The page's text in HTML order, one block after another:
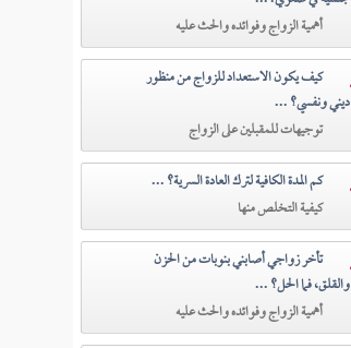
أهمية الزواج وفوائده والحث عليه
كيف يكون الاستعداد للزواج من منظور
ديني ونفسي؟ ...
توجيهات للمقبلين على الزواج
كم المدة الكافية لترك العادة السرية؟ ...
كيفية التخلص منها
تأخر زواجي أصابني بنوبات من الحزن
والقلق، فما الحل؟ ...
أهمية الزواج وفوائده والحث عليه